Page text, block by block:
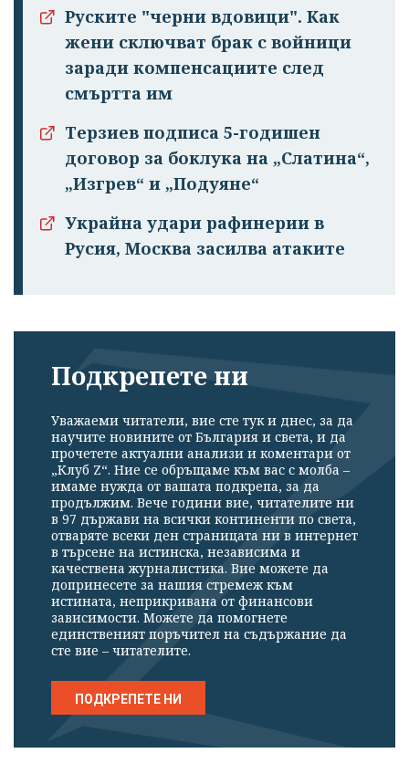
профила си!
Руските "черни вдовици". Как
жени сключват брак с войници
заради компенсациите след
смъртта им
Терзиев подписа 5-годишен
договор за боклука на „Слатина“,
„Изгрев“ и „Подуяне“
Украйна удари рафинерии в
Русия, Москва засилва атаките
Подкрепете ни
Уважаеми читатели, вие сте тук и днес, за да
научите новините от България и света, и да
прочетете актуални анализи и коментари от
„Клуб Z“. Ние се обръщаме към вас с молба –
имаме нужда от вашата подкрепа, за да
продължим. Вече години вие, читателите ни
в 97 държави на всички континенти по света,
отваряте всеки ден страницата ни в интернет
в търсене на истинска, независима и
качествена журналистика. Вие можете да
допринесете за нашия стремеж към
истината, неприкривана от финансови
зависимости. Можете да помогнете
единственият поръчител на съдържание да
сте вие – читателите.
ПОДКРЕПЕТЕ НИ